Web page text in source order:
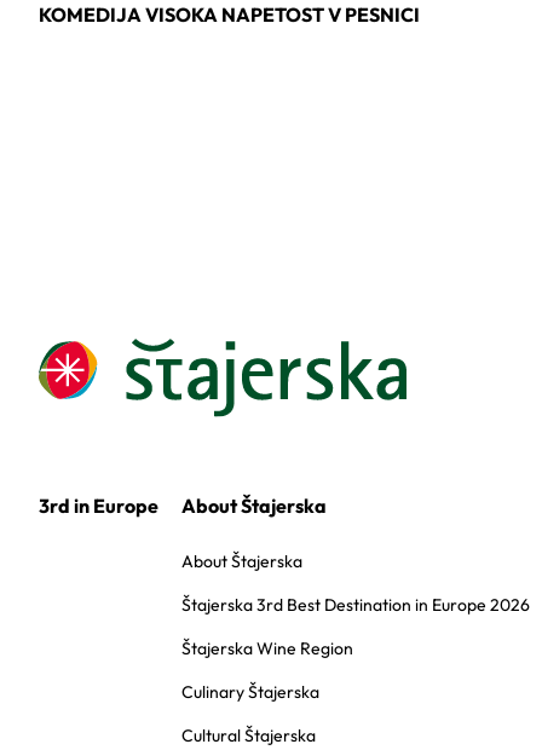
KOMEDIJA VISOKA NAPETOST V PESNICI
3rd in Europe About Štajerska
About Štajerska
Štajerska 3rd Best Destination in Europe 2026
Štajerska Wine Region
Culinary Štajerska
Cultural Štajerska